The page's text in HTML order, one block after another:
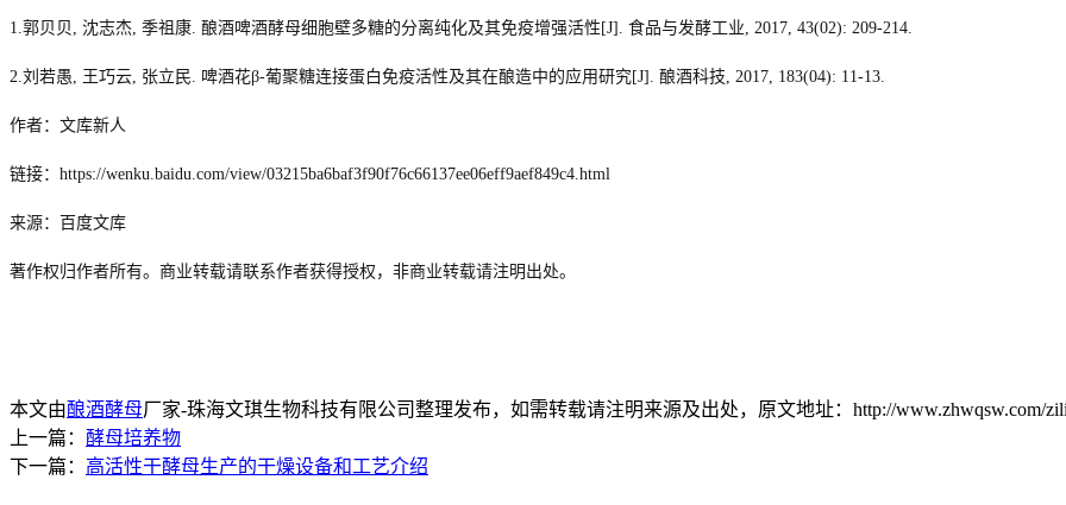
1.郭贝贝 , 沈志杰, 季祖康. 酿酒啤酒酵母细胞壁多糖的分离纯化及其免疫增强活性 [J]. 食品与发酵工业, 2017, 43(02): 209-214.
2.刘若愚, 王巧云, 张立民. 啤酒花β-葡聚糖连接蛋白免疫活性及其在酿造中的应用研究[J]. 酿酒科技, 2017, 183(04): 11-13.
作者：文库新人
链接： https://wenku.baidu.com/view/03215ba6baf3f90f76c66137ee06eff9aef849c4.html
来源：百度文库
著作权归作者所有。商业转载请联系作者获得授权，非商业转载请注明出处。
本文由酿酒酵母厂家-珠海文琪生物科技有限公司整理发布，如需转载请注明来源及出处，原文地址：http://www.zhwqsw.com/
上一篇： 酵母培养物
下一篇： 高活性干酵母生产的干燥设备和工艺介绍